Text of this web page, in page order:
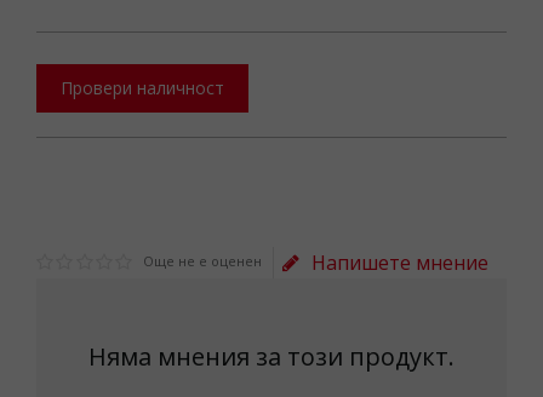
Провери наличност
Още не е оценен Напишете мнение
Няма мнения за този продукт.